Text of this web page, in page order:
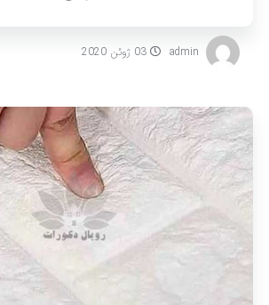
admin 03 ژوئن 2020